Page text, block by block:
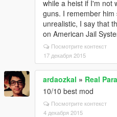
while a heist if I'm not
guns. I remember
unrealistic, I say that
on American Jail
Посмотрите контекст
17 декабря 2015
ardaozkal » Real
10/10 best mod
Посмотрите контекст
4 декабря 2015